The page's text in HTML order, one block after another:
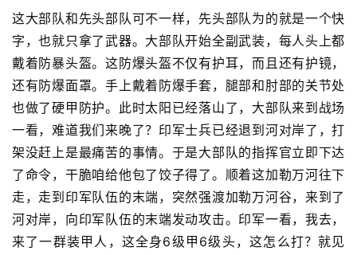
这大部队和先头部队可不一样，先头部队为的就是一个快
字，也就只拿了武器。大部队开始全副武装，每人头上都
戴着防暴头盔。这防爆头盔不仅有护耳，而且还有护镜，
还有防爆面罩。手上戴着防爆手套，腿部和肘部的关节处
也做了硬甲防护。此时太阳已经落山了，大部队来到战场
一看，难道我们来晚了？印军士兵已经退到河对岸了，打
架没赶上是最痛苦的事情。于是大部队的指挥官立即下达
了命令，干脆咱给他包了饺子得了。顺着这加勒万河往下
走，走到印军队伍的末端，突然强渡加勒万河谷，来到了
河对岸，向印军队伍的末端发动攻击。印军一看，我去，
来了一群装甲人，这全身6级甲6级头，这怎么打？就见